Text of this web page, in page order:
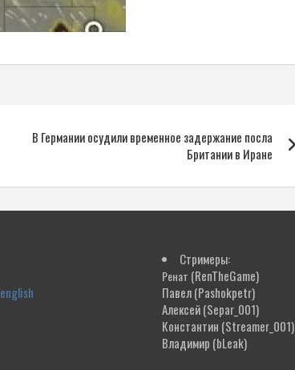
В Германии осудили временное задержание посла
Британии в Иране
english
Стримеры:
Ренат (RenTheGame)
Павел(Pashokpetr)
Алексей(Separ_001)
Константин (Streamer_001)
Владимир (bLeak)